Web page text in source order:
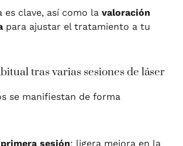
es clave, así como la valoración
para ajustar el tratamiento a tu
tras varias sesiones de láser
se manifiestan de forma
sesión: ligera mejora en la